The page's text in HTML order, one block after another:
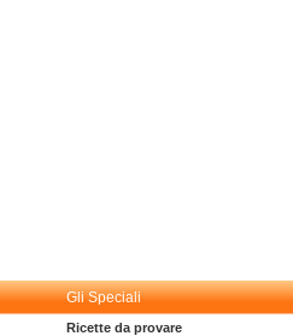
Gli Speciali
Ricette da provare